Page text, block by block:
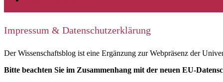
Impressum & Datenschutzerklärung
Der Wissenschaftsblog ist eine Ergänzung zur Webpräsenz der
Bitte beachten Sie im Zusammenhang mit der neuen EU-